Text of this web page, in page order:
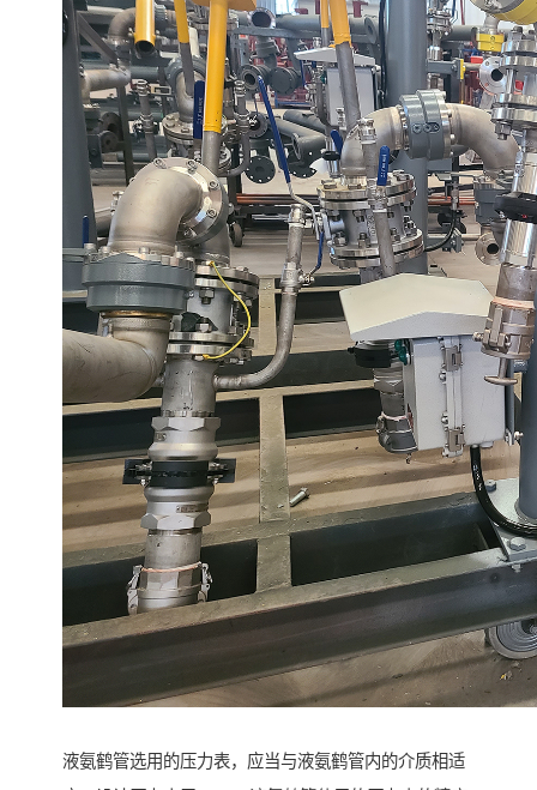
液氨鹤管选用的压力表，应当与液氨鹤管内的介质相适